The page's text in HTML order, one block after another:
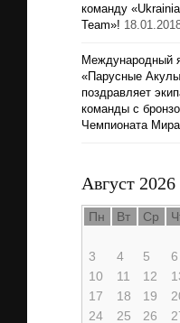
команду
Team»!
Международный
«Парусные
поздравляет
команды с
Чемпионата Мира.
Август 2026
Пн Вт Ср
3
4 5 6
10
11 12
17
18 19
24
25 26